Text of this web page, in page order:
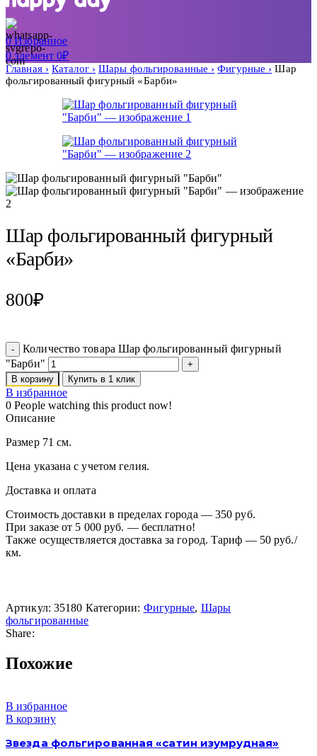
0Избранное
0элемент 0₽
Главная Каталог Шары фольгированные Фигурные
Шар
фольгированный фигурный «Барби»
Шар фольгированный фигурный
«Барби»
800₽
Количество товара Шар фольгированный фигурный
"Барби"
В корзину Купить в 1 клик
В избранное
0 People watching this product now!
Описание
Размер 71 см.
Цена указана с учетом гелия.
Доставка и оплата
Стоимость доставки в пределах города — 350 руб.
При заказе от 5 000 руб. — бесплатно!
Также осуществляется доставка за город. Тариф — 50 руб./
км.
Артикул: 35180 Категории: Фигурные, Шары
фольгированные
Share:
Похожие
В избранное
В корзину
Звезда фольгированная «сатин изумрудная»